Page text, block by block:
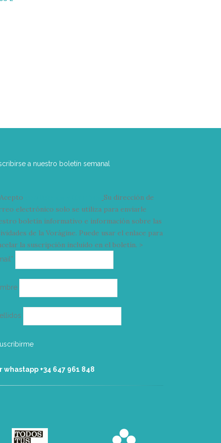
a nuestro boletín semanal
Acepto
Su dirección de
electrónico solo se utiliza para enviarle
boletín informativo e información sobre las
de la Vorágine. Puede usar el enlace para
la suscripción incluido en el boletín. >
electrónico
whastapp +34 ‭647 961 848‬